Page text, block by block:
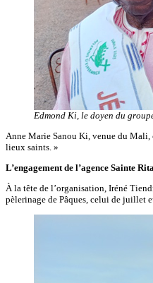
Edmond Ki, le doyen du
Anne Marie Sanou Ki, venue du Mali,
lieux saints. »
L’engagement de l’agence Sainte
À la tête de l’organisation, Iréné
pèlerinage de Pâques, celui de juillet